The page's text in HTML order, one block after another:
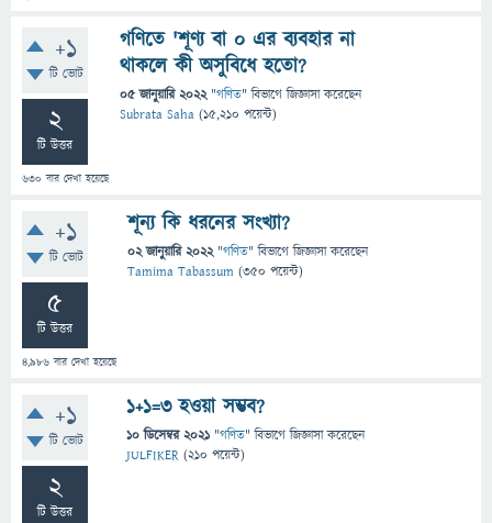
+1
টি ভোট
2
টি উত্তর
630 বার দেখা হয়েছে
গণিতে 'শূণ্য বা ০ এর ব্যবহার না
থাকলে কী অসুবিধে হতো?
05 জানুয়ারি 2022 "গণিত" বিভাগে জিজ্ঞাসাকরেছেন
Subrata Saha (15,210 পয়েন্ট)
+1
টি ভোট
5
টি উত্তর
4,986 বার দেখা হয়েছে
শূন্য কি ধরনের সংখ্যা?
02 জানুয়ারি 2022 "গণিত" বিভাগে জিজ্ঞাসাকরেছেন
Tamima Tabassum (350 পয়েন্ট)
+1
টি ভোট
2
টি উত্তর
১+১=৩ হওয়া সম্ভব?
10 ডিসেম্বর 2021 "গণিত" বিভাগে জিজ্ঞাসাকরেছেন
JULFIKER (210 পয়েন্ট)